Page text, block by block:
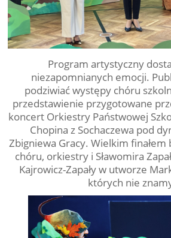
Program artystyczny
niezapomnianych emocji.
podziwiać występy chóru
przedstawienie przygotowane
koncert Orkiestry Państwowej
Chopina z Sochaczewa pod
Zbigniewa Gracy. Wielkim finałem
chóru, orkiestry i Sławomira
Kajrowicz-Zapały w utworze
których nie